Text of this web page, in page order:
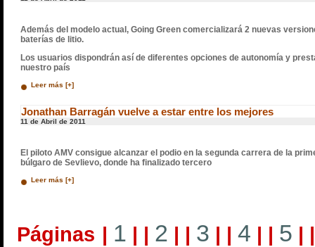
Además del modelo actual, Going Green comercializará 2 nuevas
baterías de litio.
Los usuarios dispondrán así de diferentes opciones de autonomía y
nuestro país
Leer más [+]
Jonathan Barragán vuelve a estar entre los mejores
11 de Abril de 2011
El piloto AMV consigue alcanzar el podio en la segunda carrera de la
búlgaro de Sevlievo, donde ha finalizado tercero
Leer más [+]
Páginas | 1 | | 2 | | 3 | | 4 | | 5 |